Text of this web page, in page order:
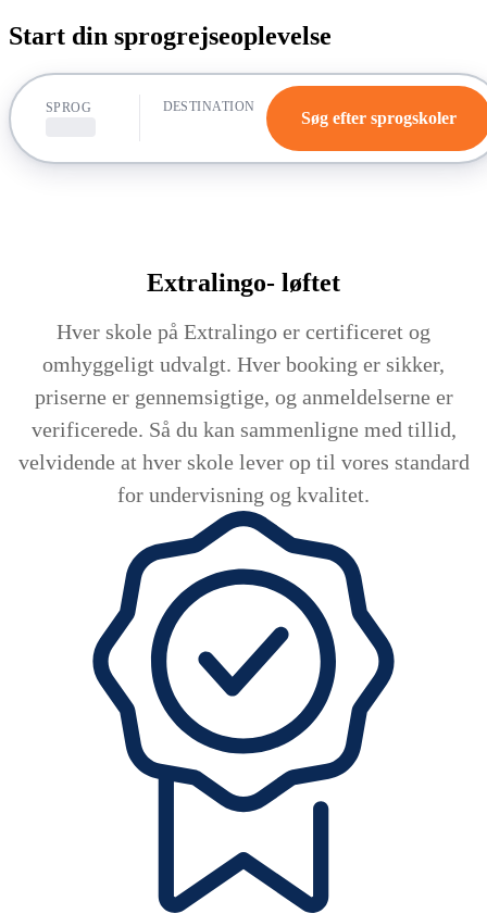
Start din sprogrejseoplevelse
SPROG DESTINATION
Søg efter sprogskoler
Extralingo- løftet
Hver skole på Extralingo er certificeret og
omhyggeligt udvalgt. Hver booking er sikker,
priserne er gennemsigtige, og anmeldelserne er
verificerede. Så du kan sammenligne med tillid,
velvidende at hver skole lever op til vores standard
for undervisning og kvalitet.